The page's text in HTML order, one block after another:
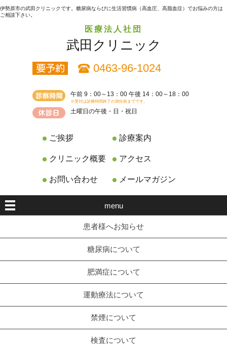
伊勢原市の武田クリニックです。糖尿病ならびに生活習慣病（高血圧、高脂血症）でお悩みの方は
ご相談下さい。
医療法人社団
武田クリニック
0463-96-1024
午前 9：00～13：00 午後 14：00～18：00
※受付は診療時間終了の30分前までです。
土曜日の午後・日・祝日
ご挨拶 診療案内
クリニック概要 アクセス
お問い合わせ メールマガジン
menu
患者様へお知らせ
糖尿病について
肥満症について
運動療法について
禁煙について
検査について